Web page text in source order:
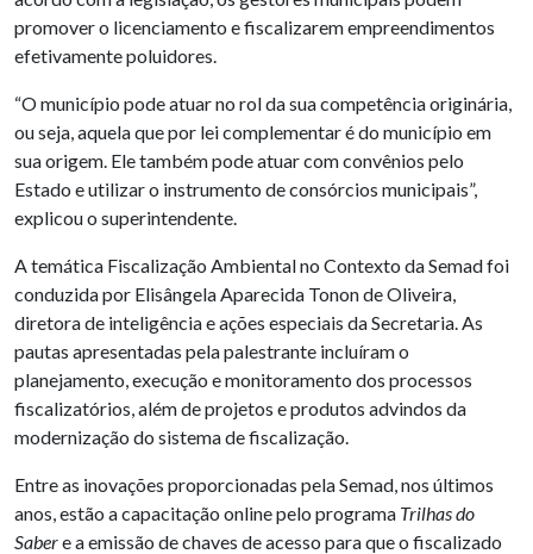
promover o licenciamento e fiscalizarem empreendimentos
efetivamente poluidores.
“O município pode atuar no rol da sua competência originária,
ou seja, aquela que por lei complementar é do município em
sua origem. Ele também pode atuar com convênios pelo
Estado e utilizar o instrumento de consórcios municipais”,
explicou o superintendente.
A temática Fiscalização Ambiental no Contexto da Semad foi
conduzida por Elisângela Aparecida Tonon de Oliveira,
diretora de inteligência e ações especiais da Secretaria. As
pautas apresentadas pela palestrante incluíram o
planejamento, execução e monitoramento dos processos
fiscalizatórios, além de projetos e produtos advindos da
modernização do sistema de fiscalização.
Entre as inovações proporcionadas pela Semad, nos últimos
anos, estão a capacitação online pelo programa Trilhas do
Sabere a emissão de chaves de acesso para que o fiscalizado